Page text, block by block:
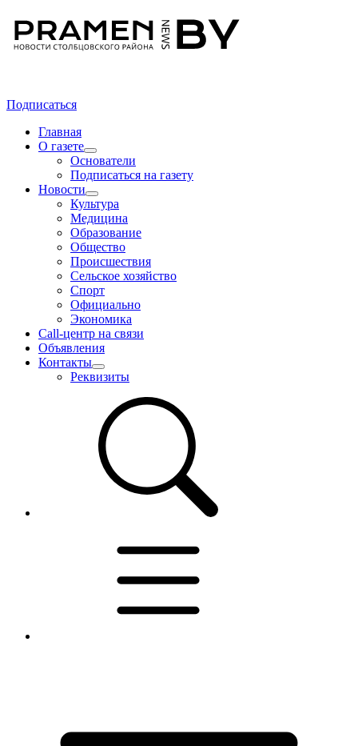
Подписаться
Главная
О газете
Основатели
Подписаться на газету
Новости
Культура
Медицина
Образование
Общество
Происшествия
Сельское хозяйство
Спорт
Официально
Экономика
Call-центр на связи
Объявления
Контакты
Реквизиты